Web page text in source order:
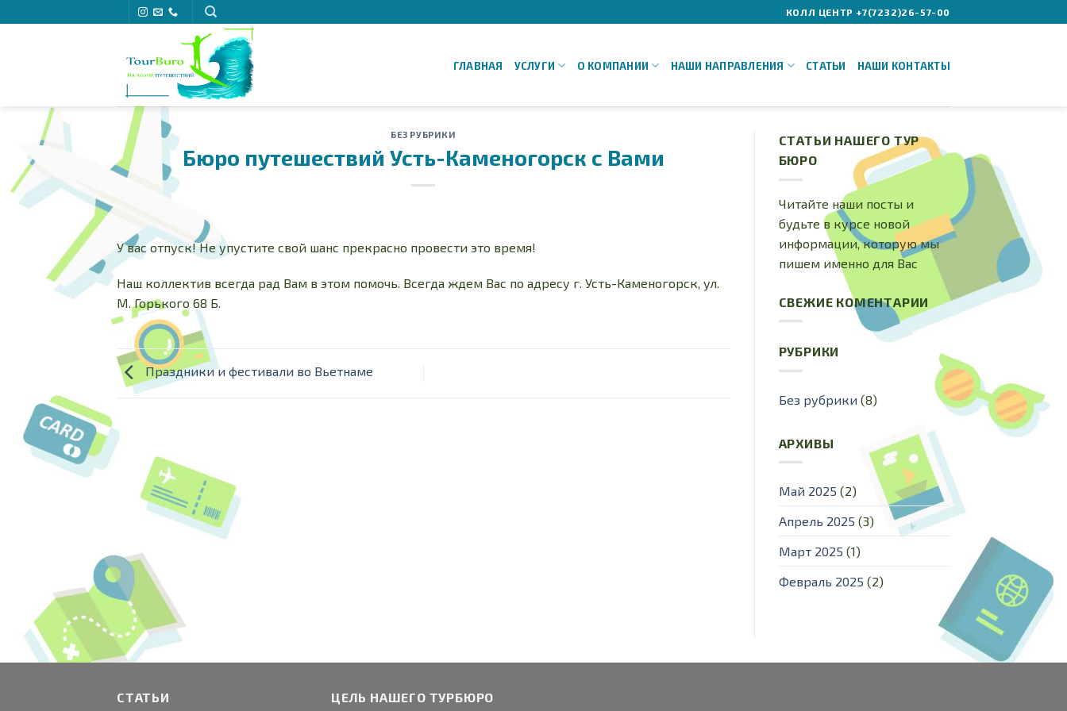
to
КОЛЛ ЦЕНТР +7(7232)26-57-00
ГЛАВНАЯ УСЛУГИ О КОМПАНИИ НАШИ НАПРАВЛЕНИЯ СТАТЬИ НАШИ КОНТАКТЫ
БЕЗ РУБРИКИ
Бюро путешествий Усть-Каменогорск с Вами
У вас отпуск! Не упустите свой шанс прекрасно провести это время!
Наш коллектив всегда рад Вам в этом помочь. Всегда ждем Вас по адресу г. Усть-Каменогорск, ул.
М. Горького 68 Б.
Праздники и фестивали во Вьетнаме
СТАТЬИ НАШЕГО ТУР
БЮРО
Читайте наши посты и
будьте в курсе новой
информации, которую мы
пишем именно для Вас
СВЕЖИЕ КОМЕНТАРИИ
РУБРИКИ
Без рубрики (8)
АРХИВЫ
Май 2025 (2)
Апрель 2025 (3)
Март 2025 (1)
Февраль 2025 (2)
СТАТЬИ ЦЕЛЬ НАШЕГО ТУРБЮРО